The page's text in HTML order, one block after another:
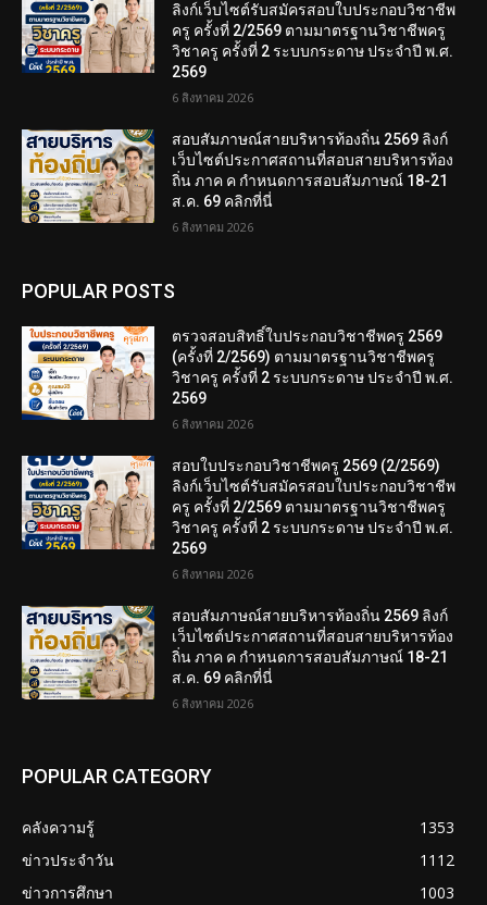
ลิงก์เว็บไซต์รับสมัครสอบใบประกอบวิชาชีพ
ครู ครั้งที่ 2/2569 ตามมาตรฐานวิชาชีพครู
วิชาครู ครั้งที่ 2 ระบบกระดาษ ประจำปี พ.ศ.
2569
6 สิงหาคม 2026
สอบสัมภาษณ์สายบริหารท้องถิ่น 2569 ลิงก์
เว็บไซต์ประกาศสถานที่สอบสายบริหารท้อง
ถิ่น ภาค ค กำหนดการสอบสัมภาษณ์ 18-21
ส.ค. 69 คลิกที่นี่
6 สิงหาคม 2026
POPULAR POSTS
ตรวจสอบสิทธิ์ใบประกอบวิชาชีพครู 2569
(ครั้งที่ 2/2569) ตามมาตรฐานวิชาชีพครู
วิชาครู ครั้งที่ 2 ระบบกระดาษ ประจำปี พ.ศ.
2569
6 สิงหาคม 2026
สอบใบประกอบวิชาชีพครู 2569 (2/2569)
ลิงก์เว็บไซต์รับสมัครสอบใบประกอบวิชาชีพ
ครู ครั้งที่ 2/2569 ตามมาตรฐานวิชาชีพครู
วิชาครู ครั้งที่ 2 ระบบกระดาษ ประจำปี พ.ศ.
2569
6 สิงหาคม 2026
สอบสัมภาษณ์สายบริหารท้องถิ่น 2569 ลิงก์
เว็บไซต์ประกาศสถานที่สอบสายบริหารท้อง
ถิ่น ภาค ค กำหนดการสอบสัมภาษณ์ 18-21
ส.ค. 69 คลิกที่นี่
6 สิงหาคม 2026
POPULAR CATEGORY
คลังความรู้
1353
ข่าวประจำวัน
1112
ข่าวการศึกษา
1003